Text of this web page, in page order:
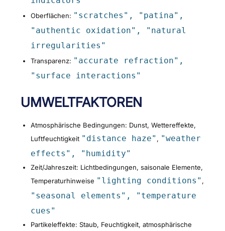
Oberflächen: "scratches", "patina",
"authentic oxidation", "natural
irregularities"
Transparenz: "accurate refraction",
"surface interactions"
UMWELTFAKTOREN
Atmosphärische Bedingungen: Dunst, Wettereffekte,
Luftfeuchtigkeit "distance haze" , "weather
effects", "humidity"
Zeit/Jahreszeit: Lichtbedingungen, saisonale Elemente,
Temperaturhinweise "lighting conditions" ,
"seasonal elements", "temperature
cues"
Partikeleffekte: Staub, Feuchtigkeit, atmosphärische